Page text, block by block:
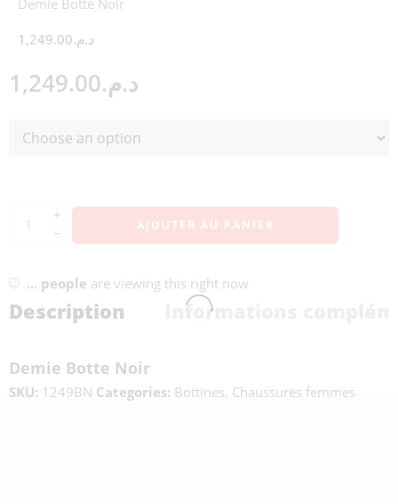
Demie Botte Noir
د.م.1,249.00
د.م.1,249.00
+
−
AJOUTER AU PANIER
... people are viewing this right now
Description Informations
Demie Botte Noir
SKU: 1249BN Categories: Bottines, Chaussures femmes